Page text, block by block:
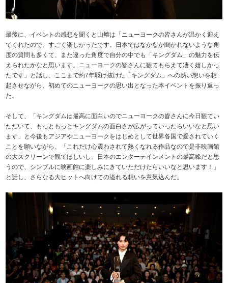
最後に、イベントの感想を聞くと山﨑は「ニューヨークの皆さんが温かく迎え
てくれたので、すごく楽しかったです。日本ではなかなか聞かれないような角
度の質問も多くて、また違った角度で自分の中でも「キングダム」の魅力を伝
えられたかなと思います。ニューヨークの皆さんに観てもらえて凄く嬉しかっ
たです」と話し、ここまで約7年駆け抜けた「キングダム」への熱い想いを想
起させながら、初めてのニューヨークの思い出となった本イベントを振り返っ
た。
そして、「キングダムは最高に面白いのでニューヨークの皆さんに今日観てい
ただいて、もっともっとキングダムの面白さが広がっていったらいいなと思い
ます」と今後もアジアやニューヨークをはじめとして世界各国で愛されていく
ことを願いながら、「これだけ心震わされて熱くなれる作品なので是非映画館
の大スクリーンで観てほしいし、日本のエンターテインメントの最高峰だと思
うので、シンプルに映画館に楽しみにきていただけたらいいなと思います！」
と話し、さらなる大ヒットへ向けての溢れる想いを意気込んだ。